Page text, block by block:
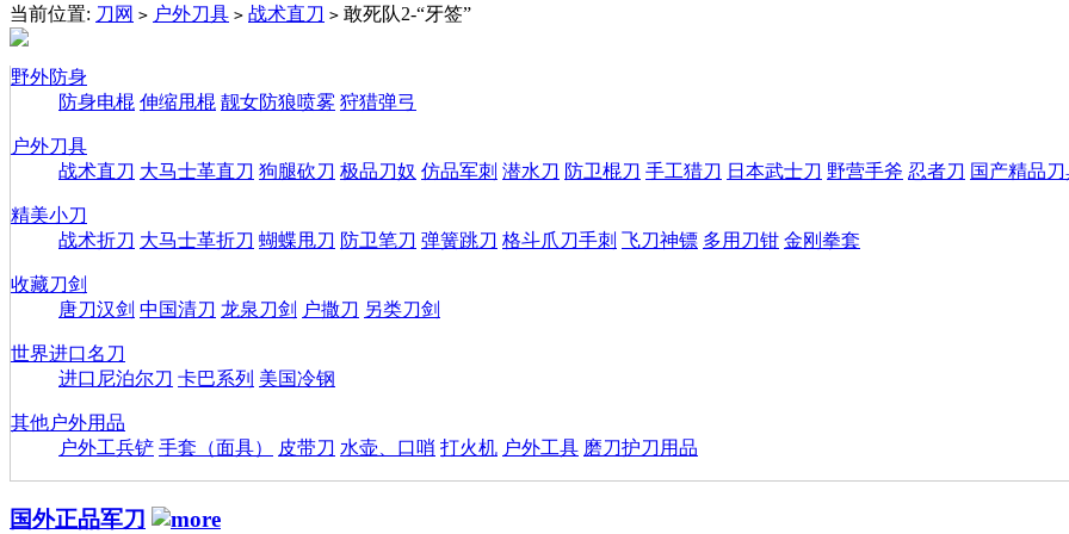
当前位置: 刀网 > 户外刀具 > 战术直刀 > 敢死队2-“牙签”
野外防身
防身电棍 伸缩甩棍 靓女防狼喷雾 狩猎弹弓
户外刀具
战术直刀 大马士革直刀 狗腿砍刀 极品刀奴 仿品军刺 潜水刀 防卫棍刀 手工猎刀 日本武士刀 野营手斧 忍者刀 国产精品
精美小刀
战术折刀 大马士革折刀 蝴蝶甩刀 防卫笔刀 弹簧跳刀 格斗爪刀手刺 飞刀神镖 多用刀钳 金刚拳套
收藏刀剑
唐刀汉剑 中国清刀 龙泉刀剑 户撒刀 另类刀剑
世界进口名刀
进口尼泊尔刀 卡巴系列 美国冷钢
其他户外用品
户外工兵铲 手套（面具） 皮带刀 水壶、口哨 打火机 户外工具 磨刀护刀用品
国外正品军刀